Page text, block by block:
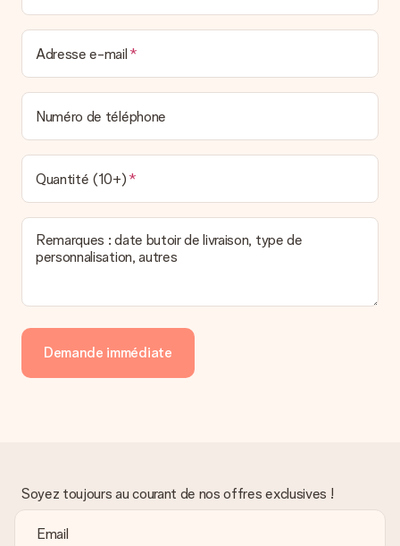
Adresse e-mail
Numéro de téléphone
Quantité (10+)
Remarques : date butoir de livraison, type de
personnalisation, autres
Demande immédiate
Soyez toujours au courant de nos offres exclusives !